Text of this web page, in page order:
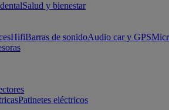
Salud y bienestar
HifiBarras de sonidoAudio car y GPS
Patinetes eléctricos